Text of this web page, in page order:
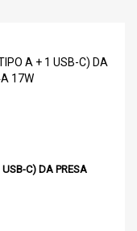
USB-C) DA PRESA